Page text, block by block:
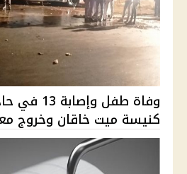
وفاة طفل
كنيسة ميت خاقان وخروج